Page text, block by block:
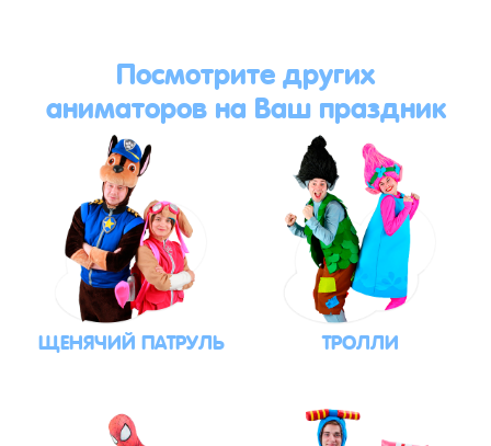
Посмотрите других
аниматоров на Ваш праздник
ЩЕНЯЧИЙ ПАТРУЛЬ ТРОЛЛИ